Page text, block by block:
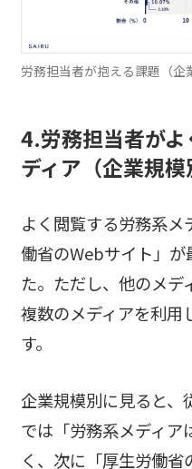
労務担当者が抱える課題（企
4.労務担当者が
ディア （企業規模
よく閲覧する労務系メ
働省のWebサイト」
た。ただし、他のメデ
複数のメディアを利用
す。
企業規模別に見ると、
では「労務系メディア
く、次に「厚生労働